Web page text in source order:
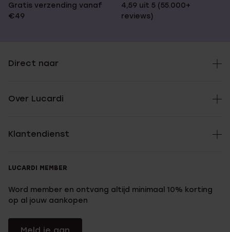
Gratis verzending vanaf
€49
4,59 uit 5 (55.000+
reviews)
Direct naar
Over Lucardi
Klantendienst
LUCARDI MEMBER
Word member en ontvang altijd minimaal 10% korting
op al jouw aankopen